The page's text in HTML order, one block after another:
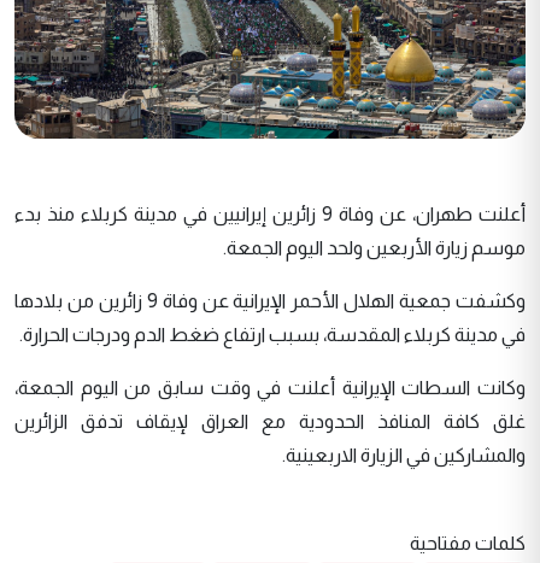
أعلنت طهران، عن وفاة 9 زائرين إيرانيين في مدينة كربلاء منذ بدء
موسم زيارة الأربعين ولحد اليوم الجمعة.
وكشفت جمعية الهلال الأحمر الإيرانية عن وفاة 9 زائرين من بلادها
في مدينة كربلاء المقدسة، بسبب ارتفاع ضغط الدم ودرجات الحرارة.
وكانت السطات الإيرانية أعلنت في وقت سابق من اليوم الجمعة،
غلق كافة المنافذ الحدودية مع العراق لإيقاف تدفق الزائرين
والمشاركين في الزيارة الاربعينية.
كلمات مفتاحية